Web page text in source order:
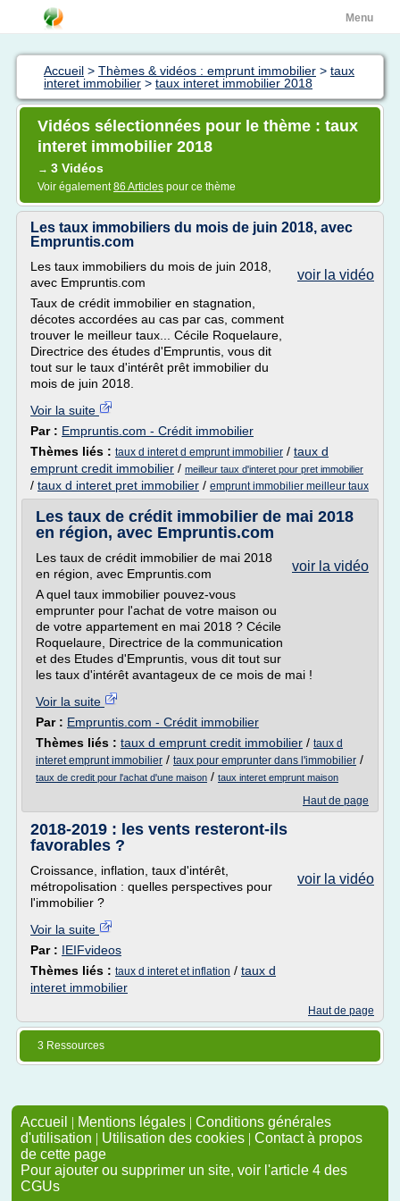
Menu
Accueil > Thèmes & vidéos : emprunt immobilier > taux
interet immobilier > taux interet immobilier 2018
Vidéos sélectionnées pour le thème : taux
interet immobilier 2018
→ 3 Vidéos
Voir également86 Articles pour ce thème
Les taux immobiliers du mois de juin 2018, avec
Empruntis.com
voir la vidéo
Les taux immobiliers du mois de juin 2018,
avec Empruntis.com
Taux de crédit immobilier en stagnation,
décotes accordées au cas par cas, comment
trouver le meilleur taux... Cécile Roquelaure,
Directrice des études d'Empruntis, vous dit
tout sur le taux d'intérêt prêt immobilier du
mois de juin 2018.
Voir la suite
Par : Empruntis.com - Crédit immobilier
Thèmes liés : taux d interet d emprunt immobilier / taux d
emprunt credit immobilier / meilleur taux d'interet pour pret immobilier
/ taux d interet pret immobilier / emprunt immobilier meilleur taux
Les taux de crédit immobilier de mai 2018
en région, avec Empruntis.com
voir la vidéo
Les taux de crédit immobilier de mai 2018
en région, avec Empruntis.com
A quel taux immobilier pouvez-vous
emprunter pour l'achat de votre maison ou
de votre appartement en mai 2018 ? Cécile
Roquelaure, Directrice de la communication
et des Etudes d'Empruntis, vous dit tout sur
les taux d'intérêt avantageux de ce mois de mai !
Voir la suite
Par : Empruntis.com - Crédit immobilier
Thèmes liés : taux d emprunt credit immobilier / taux d
interet emprunt immobilier / taux pour emprunter dans l'immobilier /
taux de credit pour l'achat d'une maison / taux interet emprunt maison
Haut de page
2018-2019 : les vents resteront-ils
favorables ?
voir la vidéo
Croissance, inflation, taux d'intérêt,
métropolisation : quelles perspectives pour
l'immobilier ?
Voir la suite
Par : IEIFvideos
Thèmes liés : taux d interet et inflation / taux d
interet immobilier
Haut de page
3 Ressources
Accueil | Mentions légales | Conditions générales
d'utilisation | Utilisation des cookies | Contact à propos
de cette page
Pour ajouter ou supprimer un site, voir l'article 4 des
CGUs